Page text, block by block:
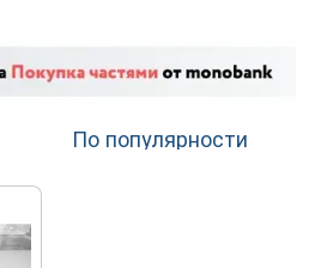
По популярности